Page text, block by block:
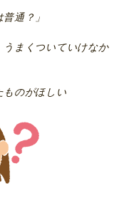
通？」
まくついていけなか
ものがほしい